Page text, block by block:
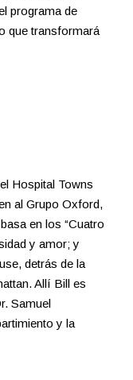
programa de
que transformará
Hospital Towns
al Grupo Oxford,
en los “Cuatro
y amor; y
detrás de la
Allí Bill es
Samuel
y la